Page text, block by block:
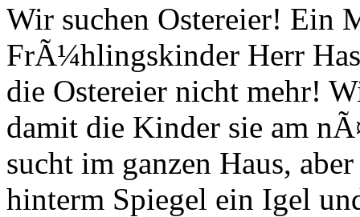
Wir suchen Ostereier! Ein
FrÃ¼hlingskinder Herr
die Ostereier nicht mehr!
damit die Kinder sie am
sucht im ganzen Haus,
hinterm Spiegel ein Igel